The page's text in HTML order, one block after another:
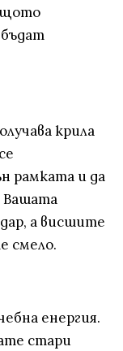
крила
рамката и да
Вашата
а висшите
смело.
енергия.
стари